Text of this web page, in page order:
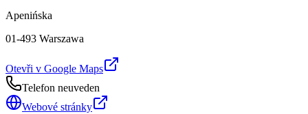
Apenińska
01-493 Warszawa
Otevři v Google Maps
Telefon neuveden
Webové stránky